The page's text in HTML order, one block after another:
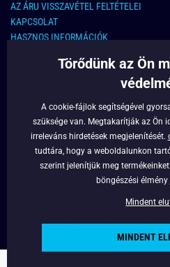
AZ ÁRU VISSZAVÉTEL FELTÉTELEI
KAPCSOLAT
HASZNOS INFORMÁCIÓK
KAPCSOLAT
info@legyferfi.hu
FONTOS INFORMÁCIÓK
RÓLUNK
Törődünk az Ön
A cookie-fájlok segítségével
szüksége van. Megtakarítják az Ön
irreleváns hirdetések megjelenítését.
tudtára, hogy a weboldalunkon
szerint jelenítjük meg
böngészési
Mindent
MINDENT